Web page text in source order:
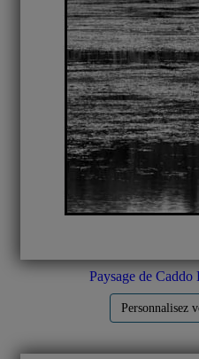
Paysage de
Personnalisez